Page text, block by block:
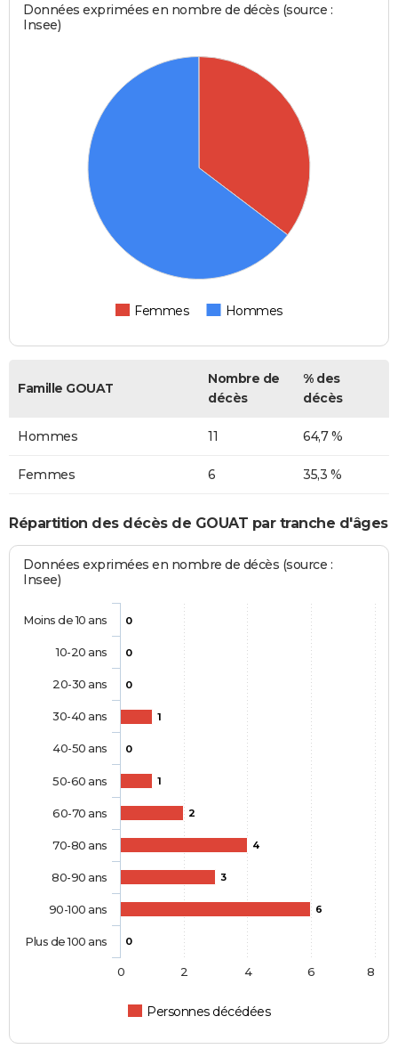
Données exprimées en nombre de décès (source :
Insee)
Femmes Hommes
Famille GOUAT
Nombre de
décès
% des
décès
Hommes 11 64,7 %
Femmes 6 35,3 %
Répartition des décès de GOUAT par tranche d'âges
Données exprimées en nombre de décès (source :
Insee)
0
0
0
1
0
1
2
4
3
6
0
Personnes décédées
Moins de 10 ans
10-20 ans
20-30 ans
30-40 ans
40-50 ans
50-60 ans
60-70 ans
70-80 ans
80-90 ans
90-100 ans
Plus de 100 ans
0 2 4 6 8